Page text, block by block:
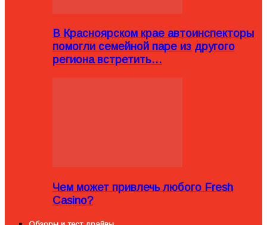
В Красноярском крае автоинспекторы
помогли семейной паре из другого
региона встретить…
Чем может привлечь любого Fresh
Casino?